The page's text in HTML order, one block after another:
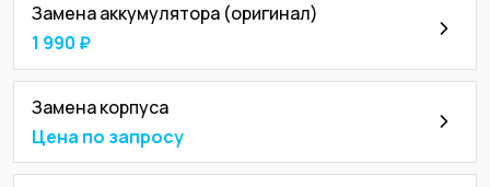
Замена аккумулятора (оригинал)
1 990 ₽
Замена корпуса
Цена по запросу